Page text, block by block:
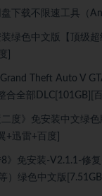
下载不限速工具（
装绿色中文版【顶级超
]
Grand Theft Auto V
合全部DLC[101GB][百
二度》免安装中文绿
+迅雷+百度]
8》免安装-V2.1.1-修
）绿色中文版